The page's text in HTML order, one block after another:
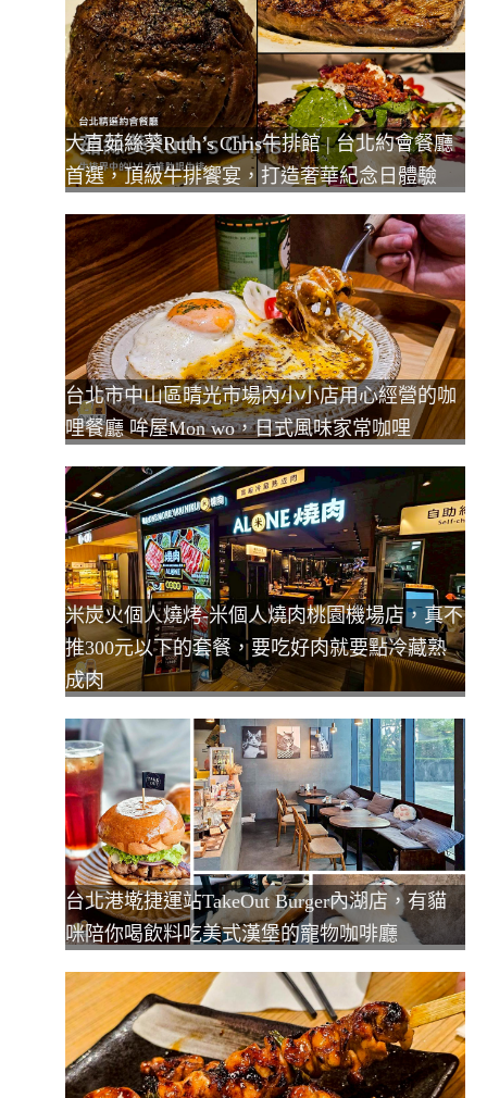
大直茹絲葵Ruth’s Chris牛排館 | 台北約會餐廳
首選，頂級牛排饗宴，打造奢華紀念日體驗
台北市中山區晴光市場內小小店用心經營的咖
哩餐廳 哞屋Mon wo，日式風味家常咖哩
米炭火個人燒烤-米個人燒肉桃園機場店，真不
推300元以下的套餐，要吃好肉就要點冷藏熟
成肉
台北港墘捷運站TakeOut Burger內湖店，有貓
咪陪你喝飲料吃美式漢堡的寵物咖啡廳